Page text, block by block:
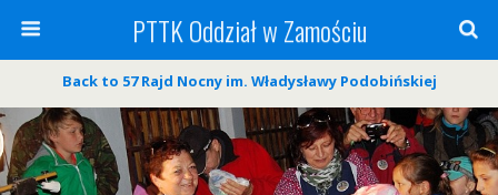
PTTK Oddział w Zamościu
Back to 57 Rajd Nocny im. Władysławy Podobińskiej